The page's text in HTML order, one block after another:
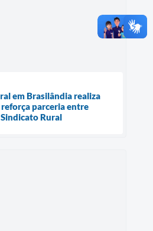
em Brasilândia realiza
parceria entre
Rural